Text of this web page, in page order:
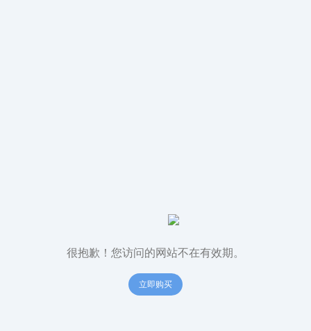
很抱歉！您访问的网站不在有效期。
立即购买